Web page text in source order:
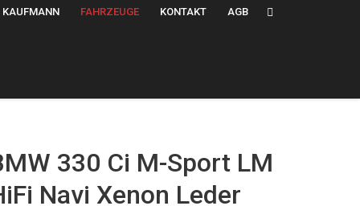
KAUFMANN FAHRZEUGE KONTAKT AGB
330 Ci M-Sport LM
Navi Xenon Leder